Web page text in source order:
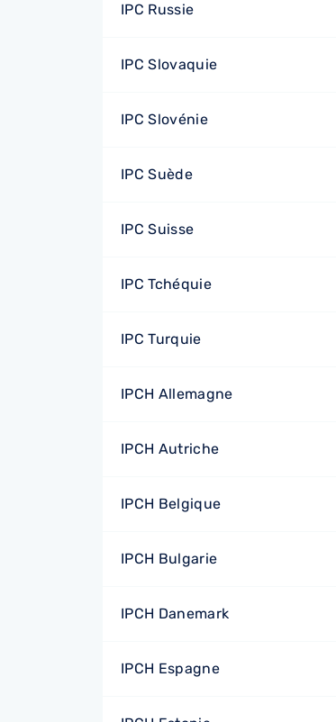
IPC Russie
IPC Slovaquie
IPC Slovénie
IPC Suède
IPC Suisse
IPC Tchéquie
IPC Turquie
IPCH Allemagne
IPCH Autriche
IPCH Belgique
IPCH Bulgarie
IPCH Danemark
IPCH Espagne